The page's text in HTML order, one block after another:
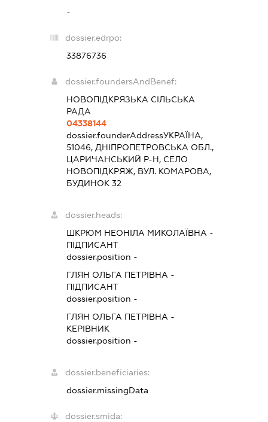
-
dossier.edrpo:
33876736
dossier.foundersAndBenef:
НОВОПІДКРЯЗЬКА СІЛЬСЬКА
РАДА
04338144
dossier.founderAddressУКРАЇНА,
51046, ДНІПРОПЕТРОВСЬКА ОБЛ.,
ЦАРИЧАНСЬКИЙ Р-Н, СЕЛО
НОВОПІДКРЯЖ, ВУЛ. КОМАРОВА,
БУДИНОК 32
dossier.heads:
ШКРЮМ НЕОНІЛА МИКОЛАЇВНА -
ПІДПИСАНТ
dossier.position -
ГЛЯН ОЛЬГА ПЕТРІВНА -
ПІДПИСАНТ
dossier.position -
ГЛЯН ОЛЬГА ПЕТРІВНА -
КЕРІВНИК
dossier.position -
dossier.beneficiaries:
dossier.missingData
dossier.smida: